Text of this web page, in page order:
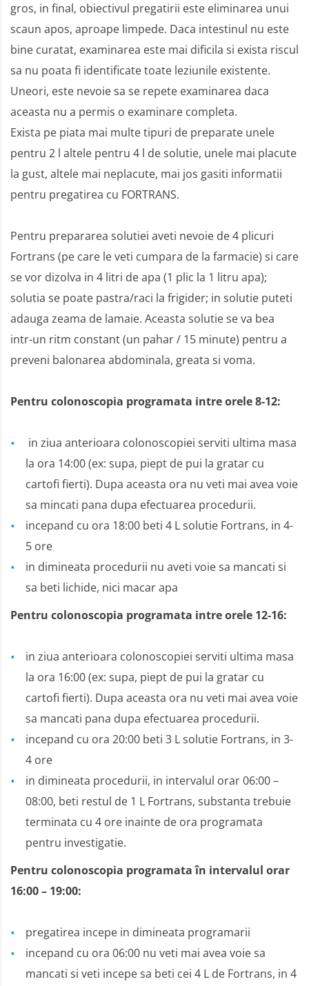
gros, in final, obiectivul pregatirii este eliminarea unui
scaun apos, aproape limpede. Daca intestinul nu este
bine curatat, examinarea este mai dificila si exista riscul
sa nu poata fi identificate toate leziunile existente.
Uneori, este nevoie sa se repete examinarea daca
aceasta nu a permis o examinare completa.
Exista pe piata mai multe tipuri de preparate unele
pentru 2 l altele pentru 4 l de solutie, unele mai placute
la gust, altele mai neplacute, mai jos gasiti informatii
pentru pregatirea cu FORTRANS.
Pentru prepararea solutiei aveti nevoie de 4 plicuri
Fortrans (pe care le veti cumpara de la farmacie) si care
se vor dizolva in 4 litri de apa (1 plic la 1 litru apa);
solutia se poate pastra/raci la frigider; in solutie puteti
adauga zeama de lamaie. Aceasta solutie se va bea
intr-un ritm constant (un pahar / 15 minute) pentru a
preveni balonarea abdominala, greata si voma.
Pentru colonoscopia programata intre orele 8-12:
in ziua anterioara colonoscopiei serviti ultima masa
la ora 14:00 (ex: supa, piept de pui la gratar cu
cartofi fierti). Dupa aceasta ora nu veti mai avea voie
sa mincati pana dupa efectuarea procedurii.
incepand cu ora 18:00 beti 4 L solutie Fortrans, in 4-
5 ore
in dimineata procedurii nu aveti voie sa mancati si
sa beti lichide, nici macar apa
Pentru colonoscopia programata intre orele 12-16:
in ziua anterioara colonoscopiei serviti ultima masa
la ora 16:00 (ex: supa, piept de pui la gratar cu
cartofi fierti). Dupa aceasta ora nu veti mai avea voie
sa mancati pana dupa efectuarea procedurii.
incepand cu ora 20:00 beti 3 L solutie Fortrans, in 3-
4 ore
in dimineata procedurii, in intervalul orar 06:00 –
08:00, beti restul de 1 L Fortrans, substanta trebuie
terminata cu 4 ore inainte de ora programata
pentru investigatie.
Pentru colonoscopia programata în intervalul orar
16:00 – 19:00:
pregatirea incepe in dimineata programarii
incepand cu ora 06:00 nu veti mai avea voie sa
mancati si veti incepe sa beti cei 4 L de Fortrans, in 4